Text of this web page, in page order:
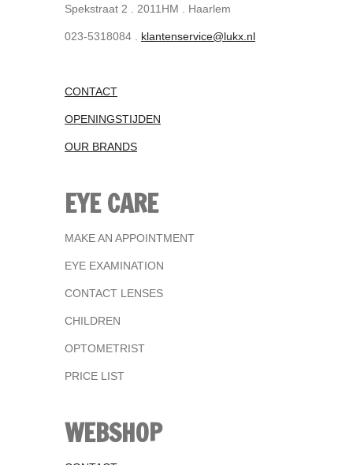
Spekstraat 2 . 2011HM . Haarlem
023-5318084 . klantenservice@lukx.nl
CONTACT
OPENINGSTIJDEN
OUR BRANDS
EYE CARE
MAKE AN APPOINTMENT
EYE EXAMINATION
CONTACT LENSES
CHILDREN
OPTOMETRIST
PRICE LIST
WEBSHOP